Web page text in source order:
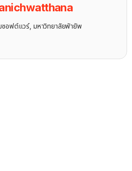
ซอฟต์แวร์, มหาวิทยาลัยพัายัพ